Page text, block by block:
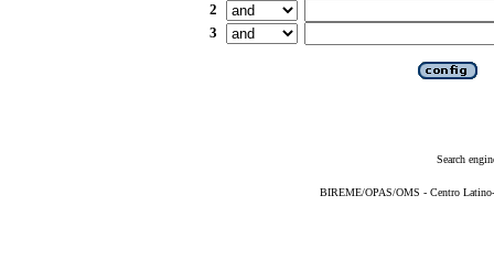
2
3
Search
BIREME/OPAS/OMS - Centro Latino-